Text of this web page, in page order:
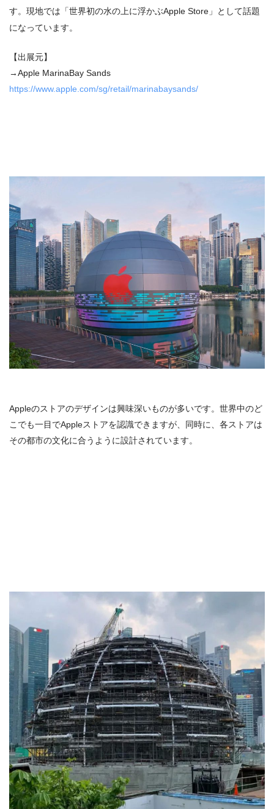
す。現地では「世界初の水の上に浮かぶApple Store 」として話題
になっています。
【出展元】
→Apple MarinaBay Sands
https://www.apple.com/sg/retail/marinabaysands/
Appleのストアのデザインは興味深いものが多いです。世界中のど
こでも一目でAppleストアを認識できますが、同時に、各ストアは
その都市の文化に合うように設計されています。